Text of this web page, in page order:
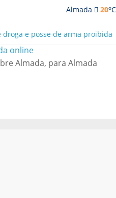
Almada 20oC
e posse de arma proibida
e ensinamentos necessários
e ASAE detectam
“foi um problema de má
Almada, para Almada